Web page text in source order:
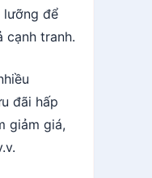
lưỡng để
cạnh tranh.
đãi hấp
giảm giá,